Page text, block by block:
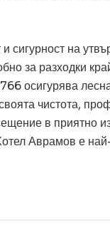
сигурност на
за разходки
осигурява
чистота,
в приятно
Аврамов е